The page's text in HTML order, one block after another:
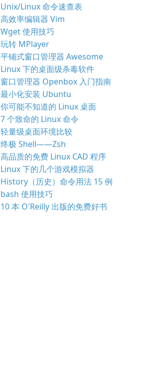
Unix/Linux 命令速查表
高效率编辑器 Vim
Wget 使用技巧
玩转 MPlayer
平铺式窗口管理器 Awesome
Linux 下的桌面级杀毒软件
窗口管理器 Openbox 入门指南
最小化安装 Ubuntu
你可能不知道的 Linux 桌面
7 个致命的 Linux 命令
轻量级桌面环境比较
终极 Shell——Zsh
高品质的免费 Linux CAD 程序
Linux 下的几个游戏模拟器
History（历史）命令用法 15 例
bash 使用技巧
10 本 O'Reilly 出版的免费好书